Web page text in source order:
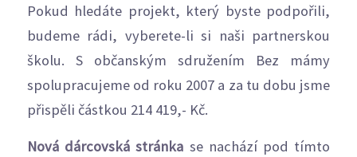
Pokud hledáte projekt, který byste podpořili,
budeme rádi, vyberete-li si naši partnerskou
školu. S občanským sdružením Bez mámy
spolupracujeme od roku 2007 a za tu dobu jsme
přispěli částkou 214 419,- Kč.
Nová dárcovská stránka se nachází pod tímto